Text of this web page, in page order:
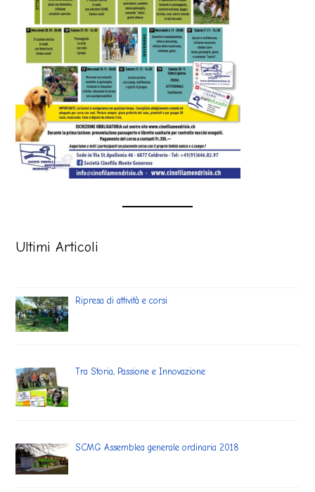
Ultimi Articoli
Ripresa di attività e corsi
Tra Storia, Passione e Innovazione
SCMG Assemblea generale ordinaria 2018